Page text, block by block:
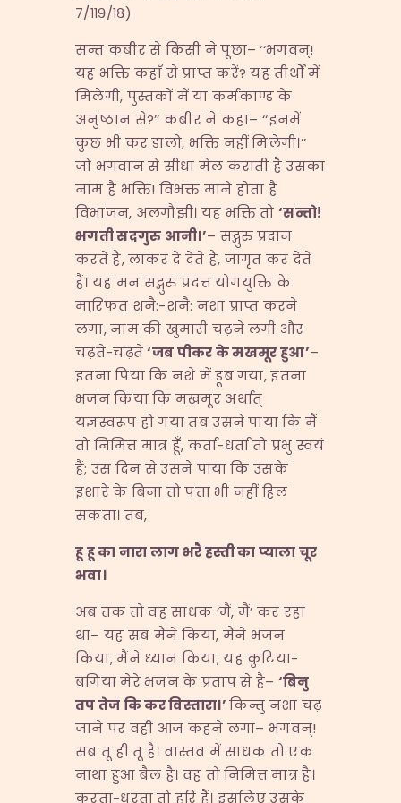
७/११९/१८)
सन्त कबीर से किसी ने पूछा– ‘‘भगवन्!
यह भक्ति कहाँ से प्राप्त करें? यह तीर्थों में
मिलेगी, पुस्तकों में या कर्मकाण्ड के
अनुष्ठान से?’’ कबीर ने कहा– ‘‘इनमें
कुछ भी कर डालो, भक्ति नहीं मिलेगी।’’
जो भगवान से सीधा मेल कराती है उसका
नाम है भक्ति! विभक्त माने होता है
विभाजन, अलगौझी। यह भक्ति तो‘सन्तो!
भगतीसदगुरु आनी।’– सद्गुरु प्रदान
करते हैं, लाकर दे देते हैं, जागृत कर देते
हैं। यह मन सद्गुरु प्रदत्त योगयुक्ति के
मारि़फत शनै:-शनै: नशा प्राप्त करने
लगा, नाम की खुमारी चढ़ने लगी और
चढ़ते-चढ़ते‘जबपीकरकेमखमूरहुआ’–
इतना पिया कि नशे में डूब गया, इतना
भजन किया कि मखमूर अर्थात्
यज्ञस्वरूप हो गया तब उसने पाया कि मैं
तो निमित्त मात्र हूँ, कर्ता-धर्ता तो प्रभु स्वयं
हैं; उस दिन से उसने पाया कि उसके
इशारे के बिना तो पत्ता भी नहीं हिल
सकता। तब,
हूहूकानारालागभरैहस्तीकाप्यालाचूर
भवा।
अब तक तो वह साधक ‘मैं, मैं’ कर रहा
था– यह सब मैंने किया, मैंने भजन
किया, मैंने ध्यान किया, यह कुटिया-
बगिया मेरे भजन के प्रताप से है– ‘बिनु
तपतेजकिकरविस्तारा।’किन्तु नशा चढ़
जाने पर वही आज कहने लगा– भगवन्!
सब तू ही तू है। वास्तव में साधक तो एक
नाथा हुआ बैल है। वह तो निमित्त मात्र है।
करता-धरता तो हरि हैं। इसलिए उसके